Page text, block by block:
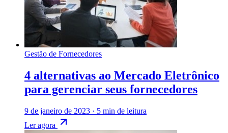
Gestão de Fornecedores
4 alternativas ao Mercado Eletrônico
para gerenciar seus fornecedores
9 de janeiro de 2023 · 5 min de leitura
Ler agora